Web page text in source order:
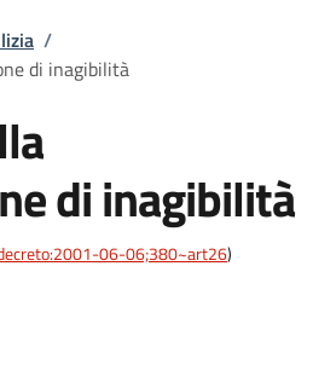
/
di inagibilità
di inagibilità
06-06;380~art26)